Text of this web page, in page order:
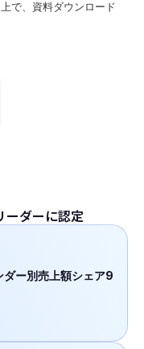
で、資料ダウンロード
ーダーに認定
ー別売上額シェア9